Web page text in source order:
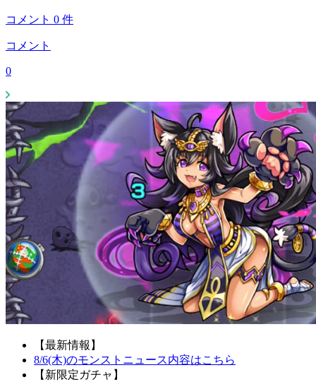
コメント 0 件
コメント
0
【最新情報】
8/6(木)のモンストニュース内容はこちら
【新限定ガチャ】